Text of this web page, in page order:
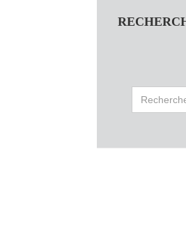
Rechercher